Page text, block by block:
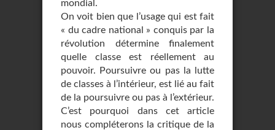
mondial.
On voit bien que l’usage qui est fait
« du cadre national » conquis par la
révolution détermine finalement
quelle classe est réellement au
pouvoir. Poursuivre ou pas la lutte
de classes à l’intérieur, est lié au fait
de la poursuivre ou pas à l’extérieur.
C’est pourquoi dans cet article
nous compléterons la critique de la